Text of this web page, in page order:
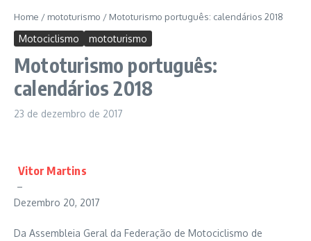
Home / mototurismo / Mototurismo português: calendários 2018
Motociclismo mototurismo
Mototurismo português:
calendários 2018
23 de dezembro de 2017
Vitor Martins
–
Dezembro 20, 2017
Da Assembleia Geral da Federação de Motociclismo de